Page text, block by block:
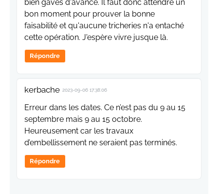
bien gavés d'avance. Il faut donc attendre un
bon moment pour prouver la bonne
faisabilité et qu'aucune tricheries n'a entaché
cette opération. J'espère vivre jusque là.
Répondre
kerbache 2023-09-06 17:38:06
Erreur dans les dates. Ce n’est pas du 9 au 15
septembre mais 9 au 15 octobre.
Heureusement car les travaux
d’embellissement ne seraient pas terminés.
Répondre